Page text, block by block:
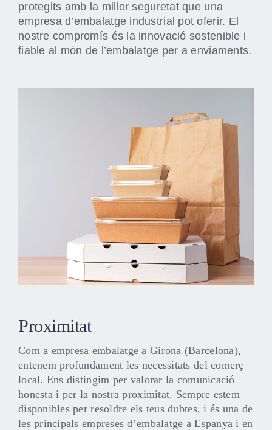
protegits amb la millor seguretat que una
empresa d’embalatge industrial pot oferir. El
nostre compromís és la innovació sostenible i
fiable al món de l’embalatge per a enviaments.
Proximitat
Com a empresa embalatge a Girona (Barcelona),
entenem profundament les necessitats del comerç
local. Ens distingim per valorar la comunicació
honesta i per la nostra proximitat. Sempre estem
disponibles per resoldre els teus dubtes, i és una de
les principals empreses d’embalatge a Espanya i en